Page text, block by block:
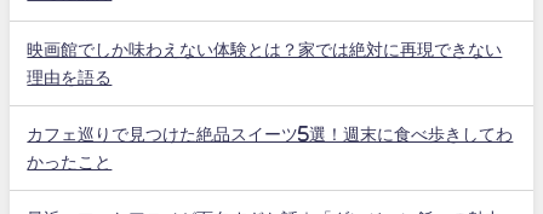
映画館でしか味わえない体験とは？家では絶対に再現できない
理由を語る
カフェ巡りで見つけた絶品スイーツ5選！週末に食べ歩きしてわ
かったこと